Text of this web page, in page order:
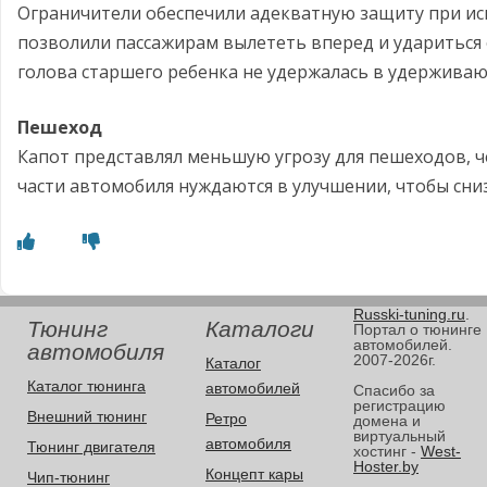
Ограничители обеспечили адекватную защиту при
позволили пассажирам вылететь вперед и
голова старшего ребенка не удержалась в
Пешеход
Капот представлял меньшую угрозу для пешеходов,
части автомобиля нуждаются в улучшении, чтобы
Тюнинг
автомобиля
Каталог тюнинга
Внешний тюнинг
Тюнинг двигателя
Чип-тюнинг
Каталоги
Каталог
автомобилей
Ретро
автомобиля
Концепт кары
Russki-tuning.ru
Портал о тюнинге
автомобилей.
2007-2026г.
Спасибо за
регистрацию
домена и
виртуальный
хостинг - West-
Hoster.by